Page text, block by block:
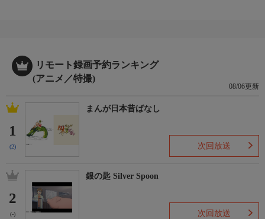
リモート録画予約ランキング
(アニメ／特撮)
08/06更新
1
(2)
まんが日本昔ばなし
次回放送
2
(-)
銀の匙 Silver Spoon
次回放送